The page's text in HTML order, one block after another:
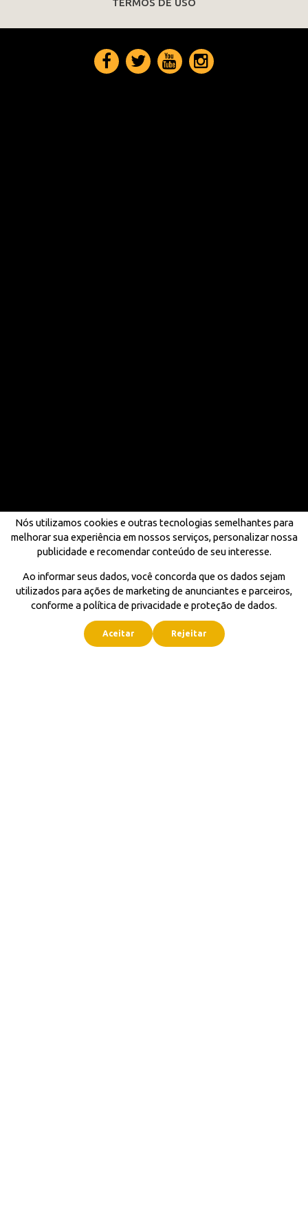
TERMOS DE USO
Nós utilizamos cookies e outras tecnologias semelhantes para
melhorar sua experiência em nossos serviços, personalizar nossa
publicidade e recomendar conteúdo de seu interesse.
Ao informar seus dados, você concorda que os dados sejam
utilizados para ações de marketing de anunciantes e parceiros,
conforme a política de privacidade e proteção de dados.
Aceitar Rejeitar